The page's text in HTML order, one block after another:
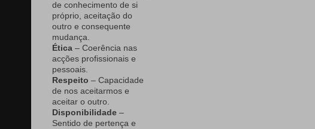
de conhecimento de si
próprio, aceitação do
outro e consequente
mudança.
Ética – Coerência nas
acções profissionais e
pessoais.
Respeito – Capacidade
de nos aceitarmos e
aceitar o outro.
Disponibilidade –
Sentido de pertença e